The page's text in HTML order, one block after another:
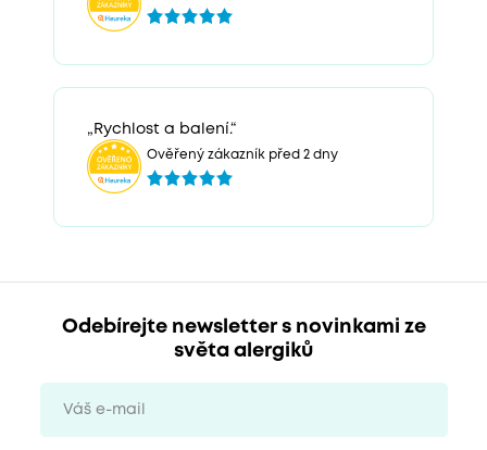
„Rychlost a balení.“
Ověřený zákazník před 2 dny
Odebírejte newsletter s novinkami ze
světa alergiků